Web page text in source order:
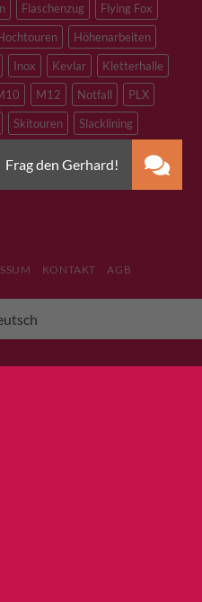
Flaschenzug
Flying Fox
Höhenarbeiten
Inox Kevlar
Kletterhalle
M12 Notfall
PLX
Skitouren
Slacklining
Bridge
KONTAKT AGB